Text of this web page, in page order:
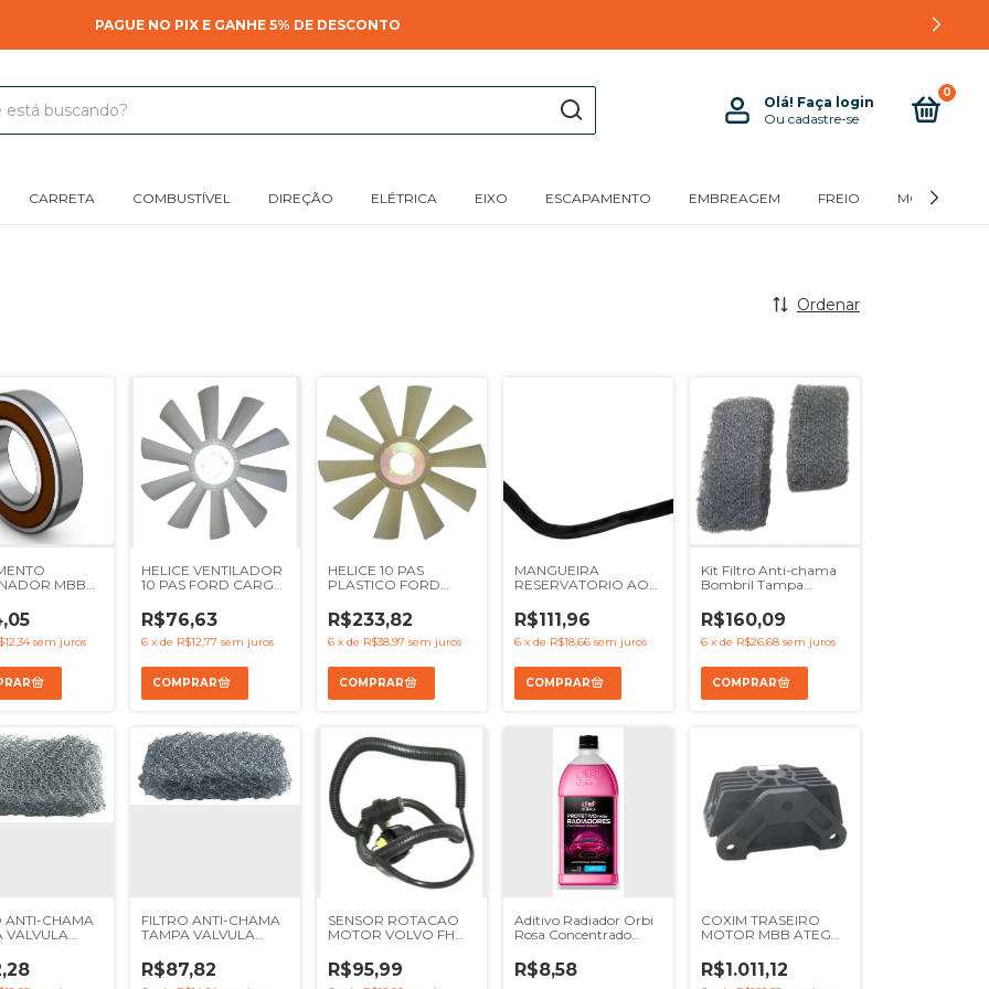
PAGUE NO PIX E GANHE 5% DE DESCONTO
Olá! Faça login
Ou cadastre-se
0
CARRETA COMBUSTÍVEL DIREÇÃO ELÉTRICA EIXO ESCAPAMENTO EMBREAGEM FREIO MOTOR
Ordenar
MBB
DELIVERY
STRALIS - Ref
sem juros
HELICE VENTILADOR
10 PAS FORD CARGO
1622 1721 1722 1731
F12000 F14000
F16000 - REF
R$76,63
6 x de R$12,77 sem juros
HELICE 10 PAS
PLASTICO FORD
1622 1521 2421 1717 1721
1517 - REF 2SL121303
96HU8600AA
R$233,82
6 x de R$38,97 sem juros
MANGUEIRA
RESERVATORIO AO
LO916 - REF
9795013582
R$111,96
6 x de R$18,66 sem juros
Kit Filtro Anti-chama
Bombril Tampa
OM924 - Ref
9040160134
9040160234
R$160,09
6 x de R$26,68 sem juros
ANTI-CHAMA
VALVULA
MBB OM904
REF
FILTRO ANTI-CHAMA
TAMPA VALVULA
MAIOR MBB OM904
OM906 - REF
R$87,82
SENSOR ROTACAO
MOTOR VOLVO FH
REF 20508011
20374282
R$95,99
Aditivo Radiador Orbi
Rosa Concentrado
Ref Orbi5530
R$8,58
COXIM TRASEIRO
MOTOR MBB ATEGO
2425 - REF
9582400918 R3308
R$1.011,12